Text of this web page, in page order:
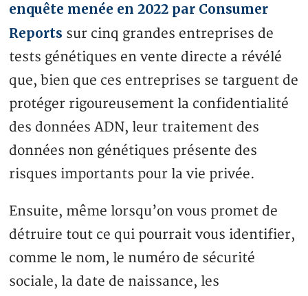
enquête menée en 2022 par Consumer
Reports sur cinq grandes entreprises de
tests génétiques en vente directe a révélé
que, bien que ces entreprises se targuent de
protéger rigoureusement la confidentialité
des données ADN, leur traitement des
données non génétiques présente des
risques importants pour la vie privée.
Ensuite, même lorsqu’on vous promet de
détruire tout ce qui pourrait vous identifier,
comme le nom, le numéro de sécurité
sociale, la date de naissance, les